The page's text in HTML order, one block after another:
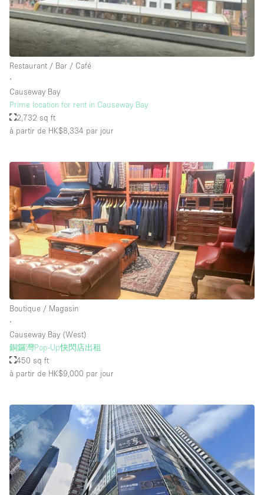
Soundproof
Style Haussmannien
Style Industriel
Surface Habitable
Système de sécurité
Toilettes
Water Access
Éclairage
Électricité
Équipement de bureau
Équipement sonore et vidéo
Étage/accès
Sous-sol
Rez-de-chaussée sur cour
Rez-de-chaussée sur rue
Rooftop
À l'étage
Autre
Restaurant / Bar / Café
∙
Causeway Bay
Prime location for rent in Causeway Bay
2,732 sq ft
à partir de HK$8,334 par jour
Boutique / Magasin
∙
Causeway Bay (West)
銅鑼灣Pop-Up快閃店出租
450 sq ft
à partir de HK$9,000 par jour